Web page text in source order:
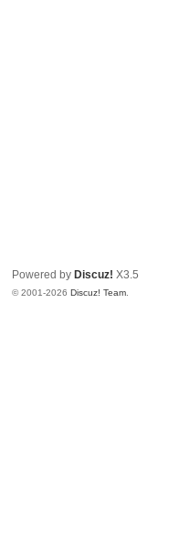
Powered by Discuz! X3.5
© 2001-2026Discuz! Team